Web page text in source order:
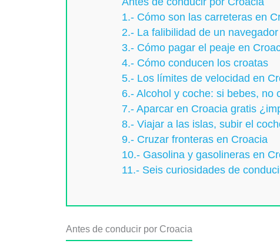
1.- Cómo son las carreteras en
2.- La falibilidad de un navegador
3.- Cómo pagar el peaje en
4.- Cómo conducen los croatas
5.- Los límites de velocidad en
6.- Alcohol y coche: si bebes, no
7.- Aparcar en Croacia gratis
8.- Viajar a las islas, subir el
9.- Cruzar fronteras en Croacia
10.- Gasolina y gasolineras en
11.- Seis curiosidades de
Antes de conducir por Croacia